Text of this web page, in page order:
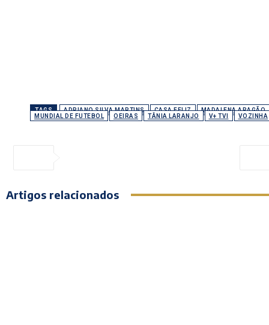
TAGS ADRIANO SILVA MARTINS CASA FELIZ
MADALENA ARAGÃO
MUNDIAL DE FUTEBOL
OEIRAS TÂNIA LARANJO V+ TVI VOZINHA
Artigos relacionados